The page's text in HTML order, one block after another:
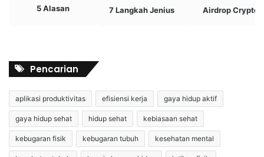
5 Alasan 7 Langkah Jenius Airdrop Crypto
Pencarian
aplikasi produktivitas efisiensi kerja gaya hidup aktif
gaya hidup sehat hidup sehat kebiasaan sehat
kebugaran fisik kebugaran tubuh kesehatan mental